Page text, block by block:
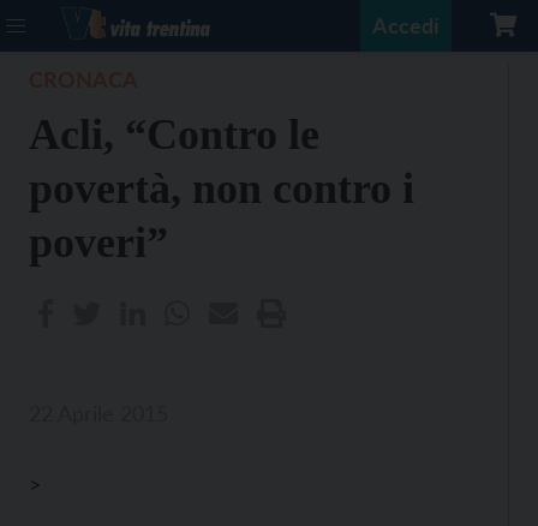
Accedi
Acli, “Contro le
povertà, non contro i
poveri”
>